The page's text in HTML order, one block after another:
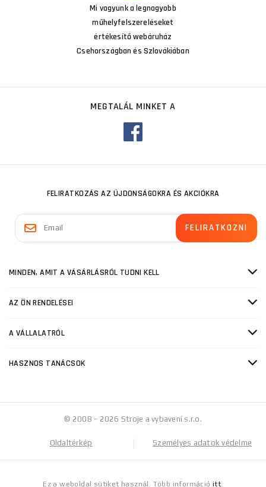
Mi vagyunk a legnagyobb
műhelyfelszereléseket
értékesítő webáruház
Csehországban és Szlovákiában
MEGTALÁL MINKET A
FELIRATKOZÁS AZ ÚJDONSÁGOKRA ÉS AKCIÓKRA
MINDEN, AMIT A VÁSÁRLÁSRÓL TUDNI KELL
AZ ÖN RENDELÉSEI
A VÁLLALATRÓL
HASZNOS TANÁCSOK
© 2008 - 2026 Stroje a vybavení s.r.o.
Oldaltérkép Személyes adatok védelme
Ez a weboldal sütiket használ. Több információitt.